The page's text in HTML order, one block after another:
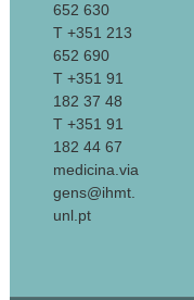
652 630
T +351 213
652 690
T +351 91
182 37 48
T +351 91
182 44 67
medicina.via
gens@ihmt.
unl.pt